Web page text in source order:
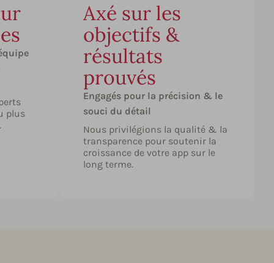
plus
Axé sur les
objectifs &
résultats
prouvés
Engagés pour la précision & le
souci du détail
Nous privilégions la qualité & la
transparence pour soutenir la
croissance de votre app sur le
long terme.